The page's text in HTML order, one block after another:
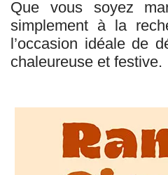
Que vous soyez
simplement à la
l’occasion idéale de
chaleureuse et festive.